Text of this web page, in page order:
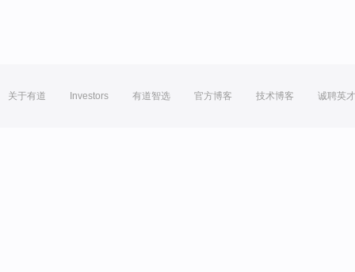
关于有道 Investors 有道智选 官方博客 技术博客 诚聘英才